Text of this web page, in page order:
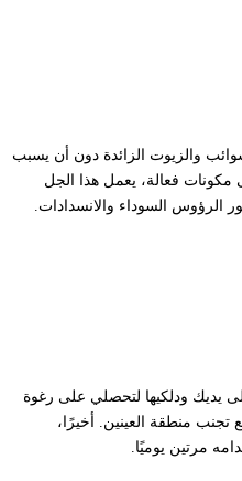
والزيوت الزائدة دون أن يسبب
مكونات فعالة، يعمل هذا الجل
الرؤوس السوداء والانسدادات.
يديك ودلكيها لتحصلي على رغوة
تجنب منطقة العينين. أخيرًا،
مرتين يوميًا.